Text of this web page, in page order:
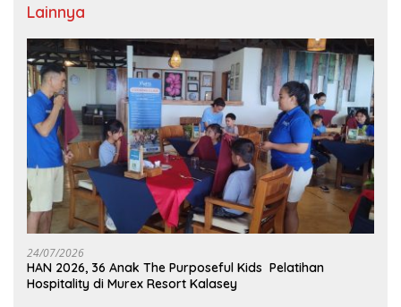
Lainnya
24/07/2026
HAN 2026, 36 Anak The Purposeful Kids Pelatihan
Hospitality di Murex Resort Kalasey